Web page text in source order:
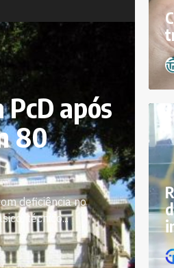
após
80
deficiência no
técnico...